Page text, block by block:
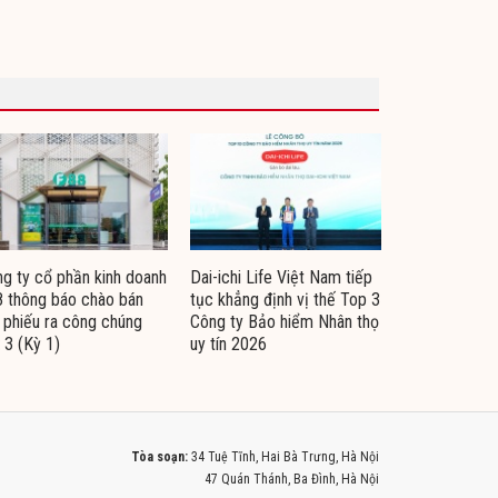
ty cổ phần kinh doanh
thông báo chào bán
ra công chúng
(Kỳ 1)
Dai-ichi Life Việt Nam tiếp
tục khẳng định vị thế Top 3
Công ty Bảo hiểm Nhân thọ
uy tín 2026
Tòa soạn: 34 Tuệ Tĩnh, Hai Bà Trưng, Hà Nội
47 Quán Thánh, Ba Đình, Hà Nội